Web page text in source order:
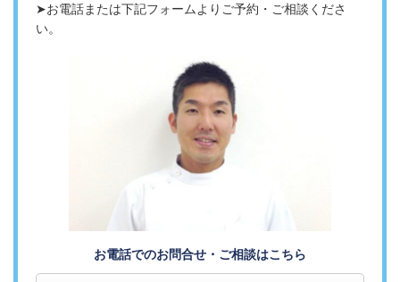
➤お電話または下記フォームよりご予約・ご相談くださ
い。
お電話でのお問合せ・ご相談はこちら